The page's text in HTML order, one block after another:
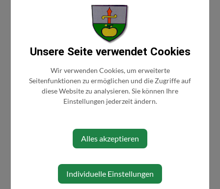
GEMEINDE
Gemeindeeinrichtungen
Voranschlag - Rechnungsabschluss
Gemeindewappen
Die Bürgermeister
Unsere Seite verwendet Cookies
Wir verwenden Cookies, um erweiterte
Seitenfunktionen zu ermöglichen und die Zugriffe auf
diese Website zu analysieren. Sie können Ihre
Einstellungen jederzeit ändern.
Alles akzeptieren
Individuelle Einstellungen